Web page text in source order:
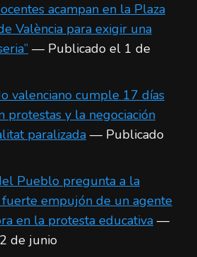
acampan en la Plaza
València para exigir una
— Publicado el 1 de
valenciano cumple 17 días
protestas y la negociación
paralizada — Publicado
Pueblo pregunta a la
empujón de un agente
en la protesta educativa —
de junio